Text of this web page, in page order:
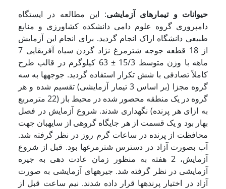
حیوانات و تیمارهای آزمایشی: این مطالعه در ایستگاه
دامپروری گروه علوم دامی دانشکده کشاورزی و منابع
طبیعی دانشگاه اراک انجام گردید. برای انجام این آزمایش
از 18 قطعه جوجه شترمرغ نژاد گردن سیاه آفریقایی 7
ماهه با وزن متوسط 15/3 ± 63 کیلوگرم در قالب طرح
کاملاً تصادفی با شش تکرار استفاده گردید. جوجه­ها به سه
گروه مجزا (بر اساس 3 تیمار آزمایشی) تقسیم شده و هر
گروه در یک منطقه محصور شده در محیط باز (22 مترمربع
به ازای هر پرنده) نگهداری شدند. شروع آزمایش در فصل
بهار بود و یک قسمت از هر جایگاه گروهی از سایه­­بان جهت
محافظت از پرنده در ساعات گرم روز در نظر گرفته شد.
آب بصورت آزاد در دسترس شترمرغها بود. قبل از شروع
آزمایش، 2 هفته به منظور زمان عادت دهی به جیره
آزمایشی در نظر گرفته شد. جیره­­های آزمایشی به صورت
آزاد در اختیار پرنده­ها قرار داده شدند. نیم ساعت قبل از